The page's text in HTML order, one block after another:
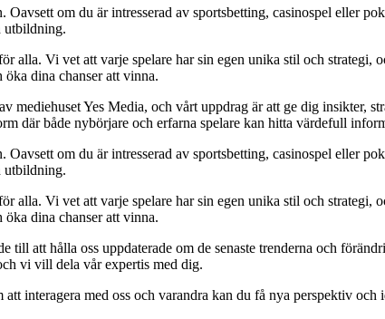
om du är intresserad av sportsbetting, casinospel eller
utbildning.
Vi vet att varje spelare har sin egen unika stil och strategi,
dina chanser att vinna.
Yes Media, och vårt uppdrag är att ge dig insikter,
där både nybörjare och erfarna spelare kan hitta värdefull
om du är intresserad av sportsbetting, casinospel eller
utbildning.
Vi vet att varje spelare har sin egen unika stil och strategi,
dina chanser att vinna.
att hålla oss uppdaterade om de senaste trenderna och
vi vill dela vår expertis med dig.
interagera med oss och varandra kan du få nya perspektiv och